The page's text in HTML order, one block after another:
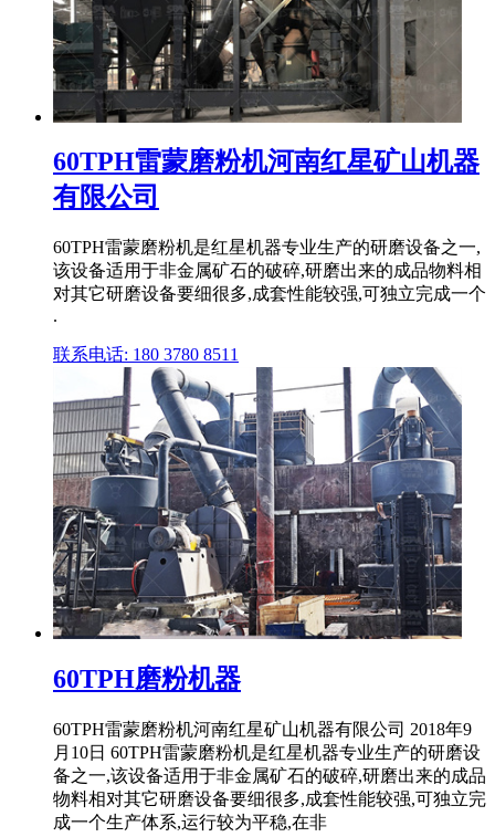
60TPH雷蒙磨粉机河南红星矿山机器
有限公司
60TPH雷蒙磨粉机是红星机器专业生产的研磨设备之一,
该设备适用于非金属矿石的破碎,研磨出来的成品物料相
对其它研磨设备要细很多,成套性能较强,可独立完成一个
.
联系电话: 180 3780 8511
60TPH磨粉机器
60TPH雷蒙磨粉机河南红星矿山机器有限公司 2018年9
月10日 60TPH雷蒙磨粉机是红星机器专业生产的研磨设
备之一,该设备适用于非金属矿石的破碎,研磨出来的成品
物料相对其它研磨设备要细很多,成套性能较强,可独立完
成一个生产体系,运行较为平稳,在非